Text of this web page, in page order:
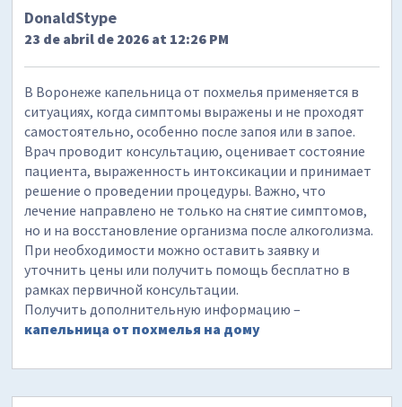
DonaldStype
23 de abril de 2026 at 12:26 PM
В Воронеже капельница от похмелья применяется в
ситуациях, когда симптомы выражены и не проходят
самостоятельно, особенно после запоя или в запое.
Врач проводит консультацию, оценивает состояние
пациента, выраженность интоксикации и принимает
решение о проведении процедуры. Важно, что
лечение направлено не только на снятие симптомов,
но и на восстановление организма после алкоголизма.
При необходимости можно оставить заявку и
уточнить цены или получить помощь бесплатно в
рамках первичной консультации.
Получить дополнительную информацию –
капельница от похмелья на дому